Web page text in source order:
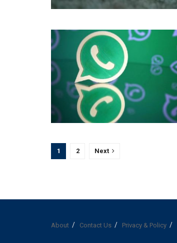
1 2 Next
About Contact Us Privacy & Policy